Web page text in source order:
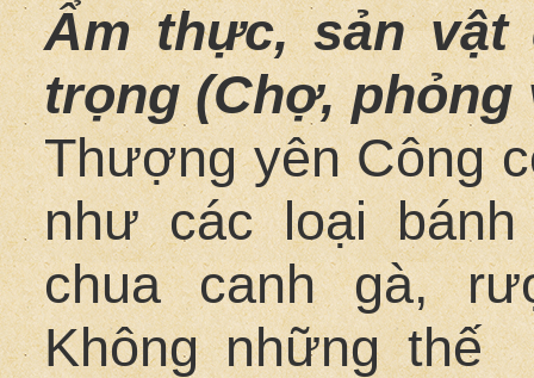
Ẩm thực, sản vật
trọng (Chợ, phỏng
Thượng yên Công
như các loại
chua canh gà,
Không những thế